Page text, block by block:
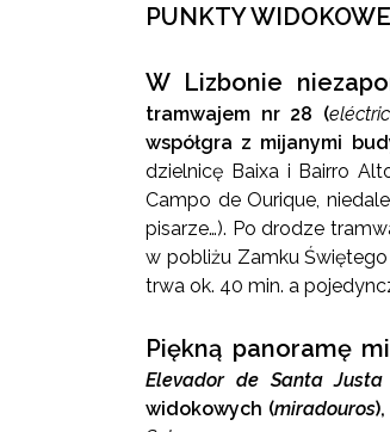
PUNKTY WIDOKOWE
W Lizbonie
tramwajem nr 28 (
współgra z mijanymi
dzielnicę Baixa i Bairro
Campo de Ourique,
pisarze…). Po drodze
w pobliżu Zamku
trwa ok. 40 min. a
Piękną panoramę
Elevador de Santa Justa
widokowych (miradouros